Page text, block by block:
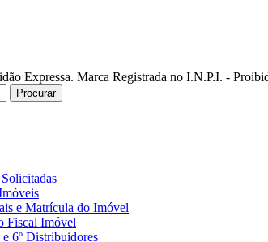
Expressa. Marca Registrada no I.N.P.I. -
Procurar
e Matrícula do Imóvel
Fiscal Imóvel
e 6º Distribuidores